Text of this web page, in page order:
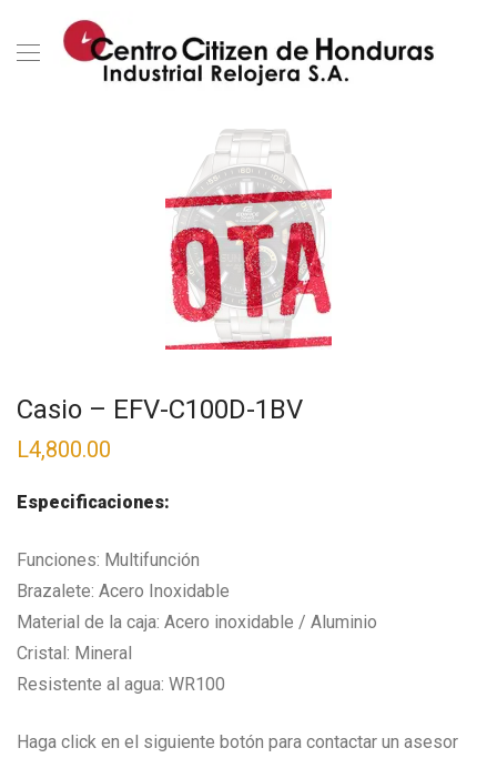
Casio – EFV-C100D-1BV
L4,800.00
Especificaciones:
Funciones: Multifunción
Brazalete: Acero Inoxidable
Material de la caja: Acero inoxidable / Aluminio
Cristal: Mineral
Resistente al agua: WR100
Haga click en el siguiente botón para contactar un asesor